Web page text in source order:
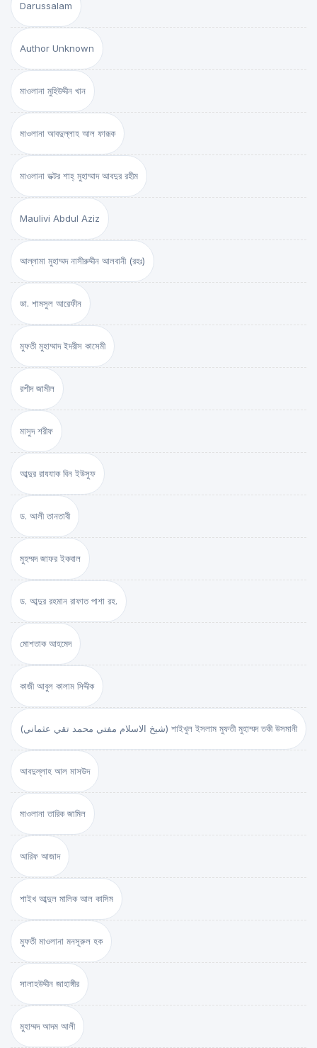
Darussalam
Author Unknown
মাওলানা মুহিউদ্দীন খান
মাওলানা আবদুল্লাহ আল ফারূক
মাওলানা ডক্টর শাহ্‌ মুহাম্মাদ আবদুর রহীম
Maulivi Abdul Aziz
আল্লামা মুহাম্মদ নাসীরুদ্দীন আলবানী (রহঃ)
ডা. শামসুল আরেফীন
মুফতী মুহাম্মাদ ইদরীস কাসেমী
রশীদ জামীল
মাসুদ শরীফ
আব্দুর রাযযাক বিন ইউসুফ
ড. আলী তানতাবী
মুহম্মদ জাফর ইকবাল
ড. আব্দুর রহমান রাফাত পাশা রহ.
মোশতাক আহমেদ
কাজী আবুল কালাম সিদ্দীক
(شيخ الاسلام مفتي محمد تقي عثماني) শাইখুল ইসলাম মুফতী মুহাম্মদ তকী উসমানী
আবদুল্লাহ আল মাসউদ
মাওলানা তারিক জামিল
আরিফ আজাদ
শাইখ আব্দুল মালিক আল কাসিম
মুফতী মাওলানা মনসূরুল হক
সালাহউদ্দীন জাহাঙ্গীর
মুহাম্মদ আদম আলী